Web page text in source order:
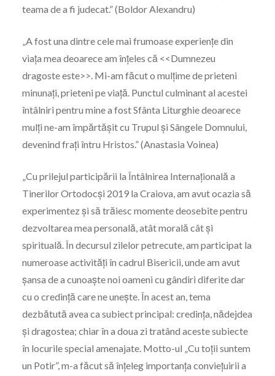
teama de a fi judecat.” (Boldor Alexandru)
„A fost una dintre cele mai frumoase experiențe din
viața mea deoarece am înțeles că <<Dumnezeu
dragoste este>>. Mi-am făcut o mulțime de prieteni
minunați, prieteni pe viață. Punctul culminant al acestei
întâlniri pentru mine a fost Sfânta Liturghie deoarece
mulți ne-am împărtășit cu Trupul și Sângele Domnului,
devenind frați întru Hristos.” (Anastasia Voinea)
„Cu prilejul participării la Întâlnirea Internațională a
Tinerilor Ortodocși 2019 la Craiova, am avut ocazia să
experimentez și să trăiesc momente deosebite pentru
dezvoltarea mea personală, atât morală cât și
spirituală. În decursul zilelor petrecute, am participat la
numeroase activități în cadrul Bisericii, unde am avut
șansa de a cunoaște noi oameni cu gândiri diferite dar
cu o credință care ne unește. În acest an, tema
dezbătută avea ca subiect principal: credința, nădejdea
și dragostea; chiar în a doua zi tratând aceste subiecte
în locurile special amenajate. Motto-ul „Cu toții suntem
un Potir”, m-a făcut să înțeleg importanța conviețuirii a